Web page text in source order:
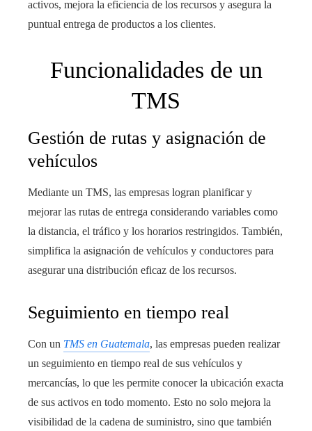
activos, mejora la eficiencia de los recursos y asegura la
puntual entrega de productos a los clientes.
Funcionalidades de un
TMS
Gestión de rutas y asignación de
vehículos
Mediante un TMS, las empresas logran planificar y
mejorar las rutas de entrega considerando variables como
la distancia, el tráfico y los horarios restringidos. También,
simplifica la asignación de vehículos y conductores para
asegurar una distribución eficaz de los recursos.
Seguimiento en tiempo real
Con un TMS en Guatemala, las empresas pueden realizar
un seguimiento en tiempo real de sus vehículos y
mercancías, lo que les permite conocer la ubicación exacta
de sus activos en todo momento. Esto no solo mejora la
visibilidad de la cadena de suministro, sino que también